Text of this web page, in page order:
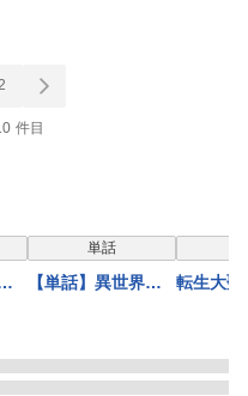
件目
単話
【単話】異世界駆
転生大聖